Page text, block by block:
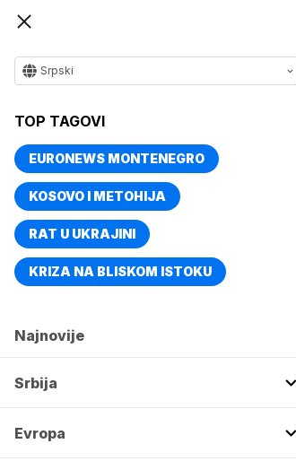
Srpski
TOP TAGOVI
EURONEWS MONTENEGRO
KOSOVO I METOHIJA
RAT U UKRAJINI
KRIZA NA BLISKOM ISTOKU
Najnovije
Srbija
Evropa
TOP TAGOVI
Naslovna Srbija
U stanu u
Sumnja se na